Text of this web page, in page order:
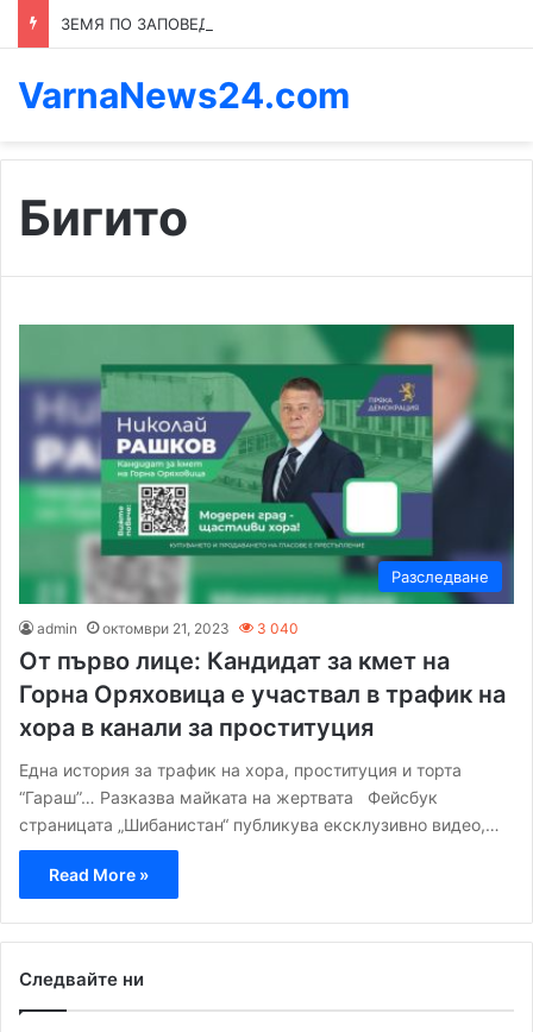
VarnaNews24.com
Бигито
Разследване
admin октомври 21, 2023 3 040
От първо лице: Кандидат за кмет на
Горна Оряховица е участвал в трафик на
хора в канали за проституция
Една история за трафик на хора, проституция и торта
“Гараш”… Разказва майката на жертвата Фейсбук
страницата „Шибанистан“ публикува ексклузивно видео,…
Read More »
Следвайте ни